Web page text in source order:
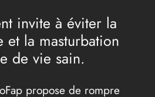
invite à éviter la
et la masturbation
de vie sain.
propose de rompre